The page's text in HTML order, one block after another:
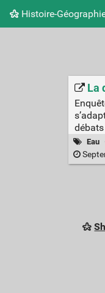
Histoire-
La
Eau